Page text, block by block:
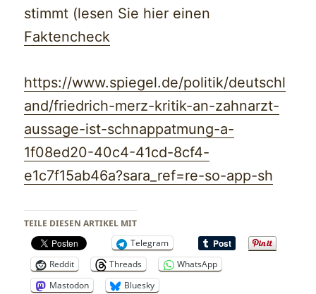
stimmt (lesen Sie hier einen
Faktencheck
https://www.spiegel.de/politik/deutschl
and/friedrich-merz-kritik-an-zahnarzt-
aussage-ist-schnappatmung-a-
1f08ed20-40c4-41cd-8cf4-
e1c7f15ab46a?sara_ref=re-so-app-sh
TEILE DIESEN ARTIKEL MIT
Telegram
Reddit
Threads
WhatsApp
Mastodon
Bluesky